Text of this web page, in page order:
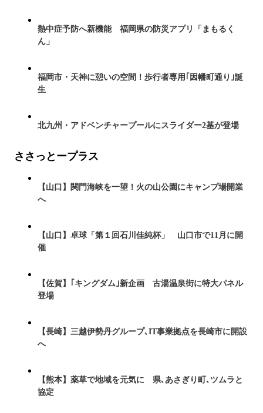
熱中症予防へ新機能 福岡県の防災アプリ「まもるく
ん」
福岡市・天神に憩いの空間！歩行者専用｢因幡町通り｣誕
生
北九州・アドベンチャープールにスライダー2基が登場
ささっとープラス
【山口】関門海峡を一望！火の山公園にキャンプ場開業
へ
【山口】卓球「第１回石川佳純杯」 山口市で11月に開
催
【佐賀】｢キングダム｣新企画 古湯温泉街に特大パネル
登場
【長崎】三越伊勢丹グループ､IT事業拠点を長崎市に開設
へ
【熊本】薬草で地域を元気に 県､あさぎり町､ツムラと
協定